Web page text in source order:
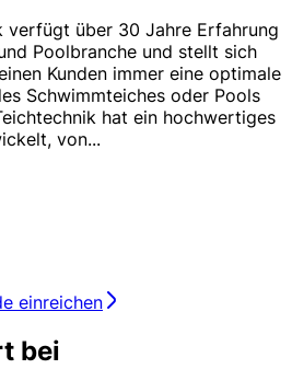
verfügt über 30 Jahre Erfahrung
Poolbranche und stellt sich
Kunden immer eine optimale
Schwimmteiches oder Pools
hat ein hochwertiges
von...
einreichen
bei